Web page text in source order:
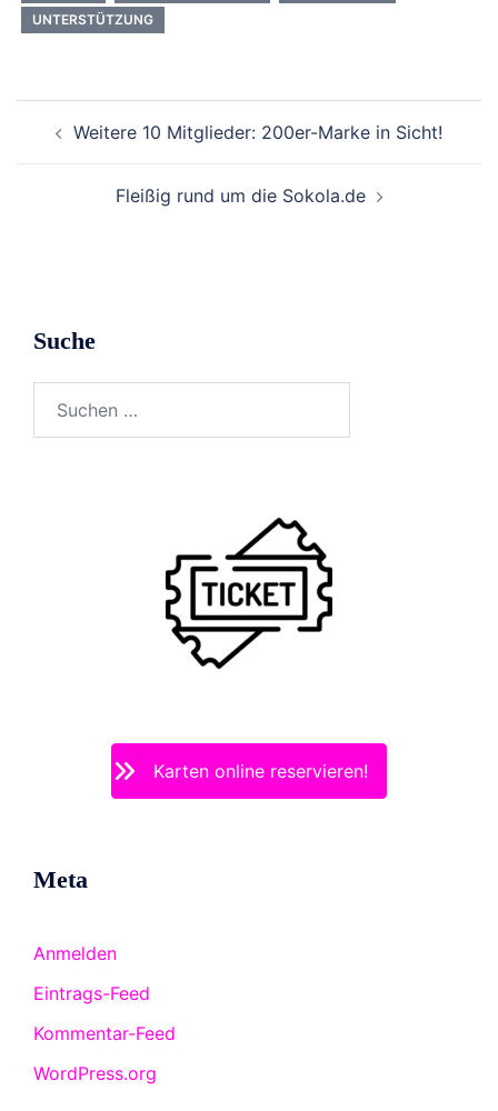
UNTERSTÜTZUNG
Weitere 10 Mitglieder: 200er-Marke in Sicht!
Fleißig rund um die Sokola.de
Suche
Karten online reservieren!
Meta
Anmelden
Eintrags-Feed
Kommentar-Feed
WordPress.org